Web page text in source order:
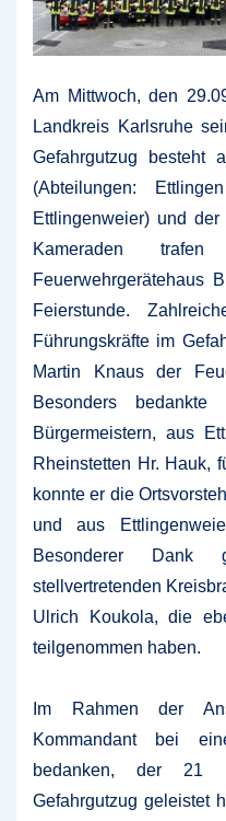
Am Mittwoch, den
Landkreis Karlsruhe
Gefahrgutzug besteht
(Abteilungen:
Ettlingenweier) und
Kameraden
Feuerwehrgerätehaus
Feierstunde.
Führungskräfte im
Martin Knaus der
Besonders
Bürgermeistern, aus
Rheinstetten Hr. Hauk,
konnte er die
und aus
Besonderer
stellvertretenden
Ulrich Koukola, die
teilgenommen haben.
Im Rahmen der
Kommandant bei
bedanken, der 21
Gefahrgutzug geleistet